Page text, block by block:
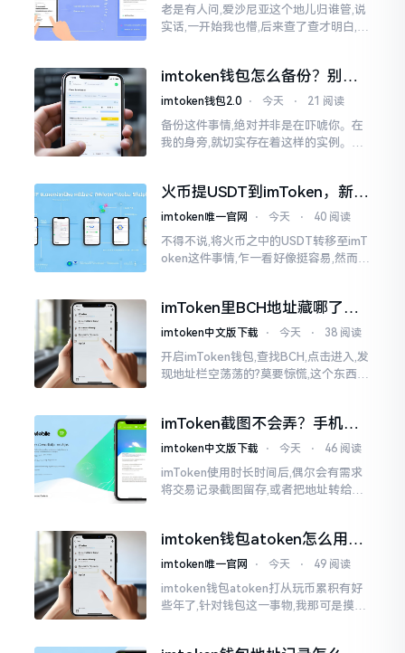
老是有人问,爱沙尼亚这个地儿归谁管,说
实话,一开始我也懵,后来查了查才明白,爱
就是芬兰。
imtoken钱包怎么备份？别等
丢了才后悔
imtoken钱包2.0 ⋅ 今天 ⋅ 21 阅读
备份这件事情,绝对并非是在吓唬你。在
我的身旁,就切实存在着这样的实例。有
失得无影无踪了
火币提USDT到imToken，新手
最容易踩的坑
imtoken唯一官网 ⋅ 今天 ⋅ 40 阅读
不得不说,将火币之中的USDT转移至imT
oken这件事情,乍一看好像挺容易,然而在
imToken里BCH地址藏哪了？
手把手教你找对位置
imtoken中文版下载 ⋅ 今天 ⋅ 38 阅读
开启imToken钱包,查找BCH,点击进入,发
现地址栏空荡荡的?莫要惊慌,这个东西隐
imToken截图不会弄？手机这
招教你搞定
imtoken中文版下载 ⋅ 今天 ⋅ 46 阅读
imToken使用时长时间后,偶尔会有需求
将交易记录截图留存,或者把地址转给友
简易的
imtoken钱包atoken怎么用？
一文教你搞定
imtoken唯一官网 ⋅ 今天 ⋅ 49 阅读
imtoken钱包atoken打从玩币累积有好
些年了,针对钱包这一事物,我那可是摸得